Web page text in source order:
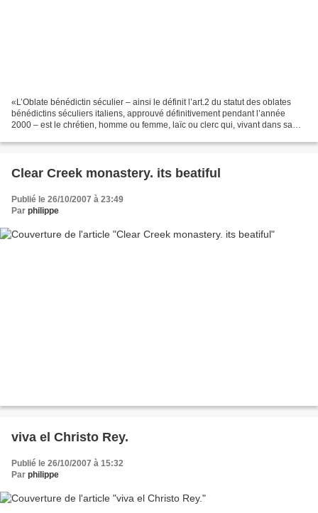
«L’Oblate bénédictin séculier – ainsi le définit l’art.2 du statut des oblates
bénédictins séculiers italiens, approuvé définitivement pendant l’année
2000 – est le chrétien, homme ou femme, laïc ou clerc qui, vivant dans sa
Clear Creek monastery. its beatiful
Publié le 26/10/2007 à 23:49
Par philippe
viva el Christo Rey.
Publié le 26/10/2007 à 15:32
Par philippe